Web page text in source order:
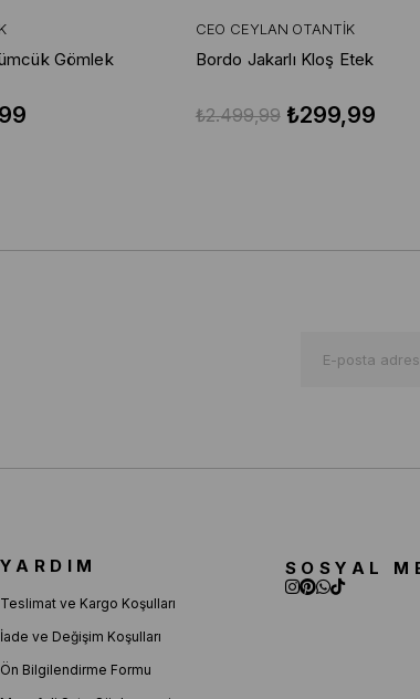
Gömlek
CEO CEYLAN OTANTIK
Bordo Jakarlı Kloş Etek
₺299,99
₺2.499,99
YARDIM
Teslimat ve Kargo Koşulları
İade ve Değişim Koşulları
Ön Bilgilendirme Formu
SOSYAL